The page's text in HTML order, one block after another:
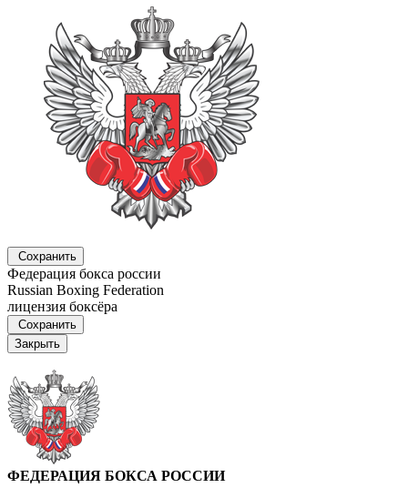
Сохранить
Федерация бокса россии
Russian Boxing Federation
лицензия боксёра
Сохранить
Закрыть
ФЕДЕРАЦИЯ БОКСА РОССИИ